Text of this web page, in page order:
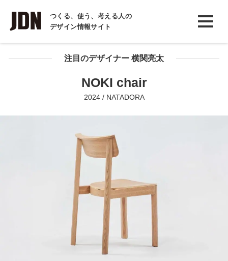
つくる、使う、考える人の
デザイン情報サイト
INTERVIEW
インタビュー
REPORT注目のデザイナー 横関亮太
NOKI chair
2024 / NATADORA